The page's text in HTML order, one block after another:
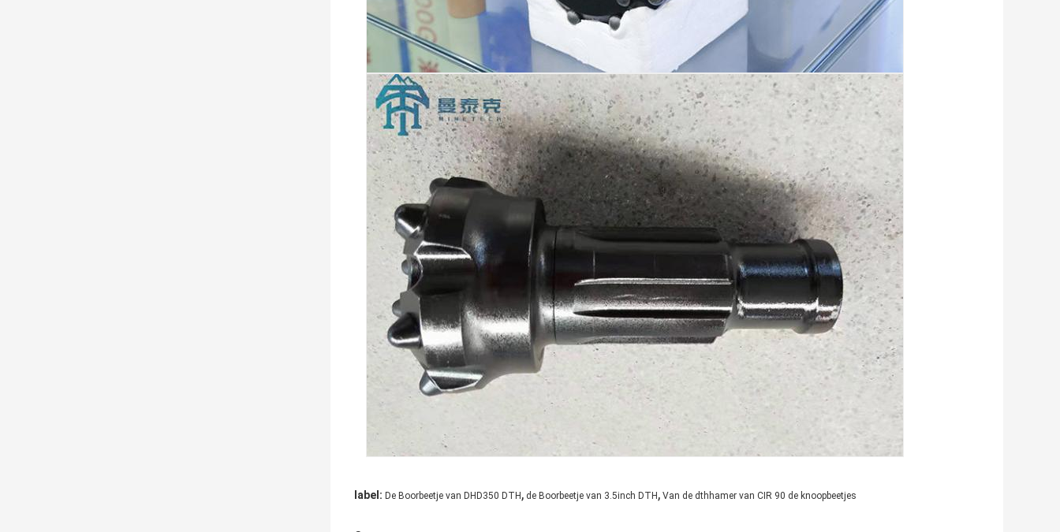
label: De Boorbeetje van DHD350 DTH , de Boorbeetje van 3.5inch DTH , Van de dthhamer van CIR 90 de knoopbeetjes